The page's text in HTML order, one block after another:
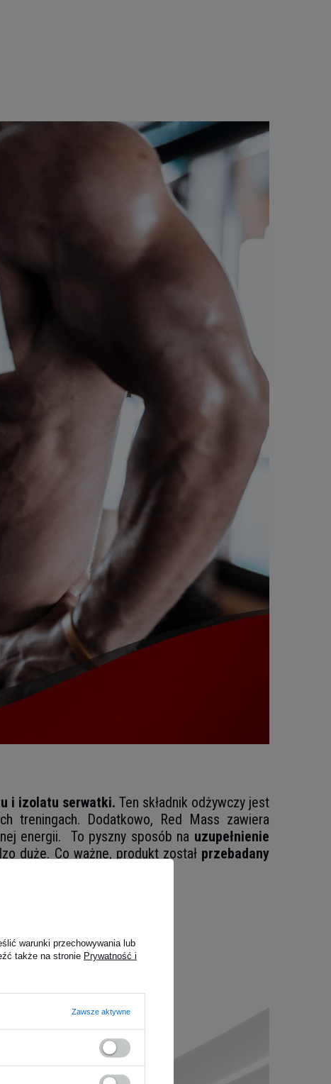
i izolatu serwatki. Ten składnik odżywczy jest
treningach. Dodatkowo, Red Mass zawiera
energii. To pyszny sposób na uzupełnienie
duże. Co ważne, produkt został przebadany
warunki przechowywania lub
także na stronie Prywatność i
Zawsze aktywne